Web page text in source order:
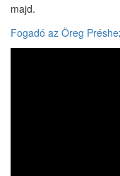
majd.
Fogadó az Öreg